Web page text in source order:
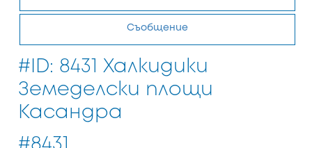
Съобщение
#ID: 8431 Халкидики
Земеделски площи
Касандра